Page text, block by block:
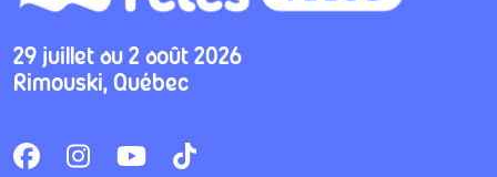
29 juillet au 2 août 2026
Rimouski, Québec